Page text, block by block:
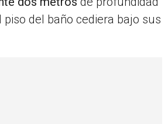
piso del baño cediera bajo sus